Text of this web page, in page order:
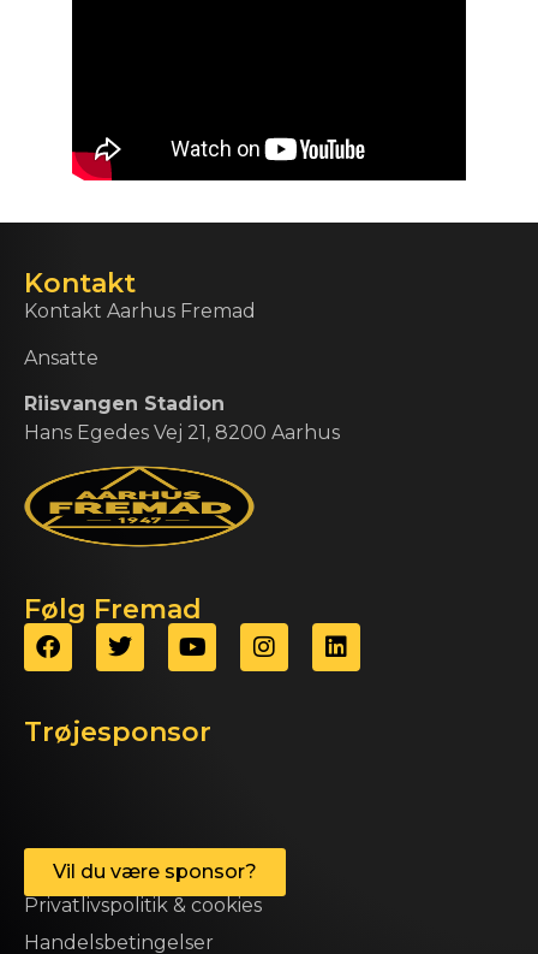
Kontakt
Kontakt Aarhus Fremad
Ansatte
Riisvangen Stadion
Hans Egedes Vej 21, 8200 Aarhus
Følg Fremad
Trøjesponsor
Vil du være sponsor?
Privatlivspolitik & cookies
Handelsbetingelser